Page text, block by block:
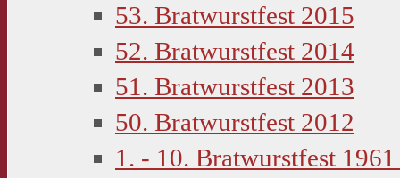
53. Bratwurstfest 2015
52. Bratwurstfest 2014
51. Bratwurstfest 2013
50. Bratwurstfest 2012
1. - 10. Bratwurstfest